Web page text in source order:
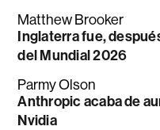
Matthew Brooker
Inglaterra fue,
del Mundial 2026
Parmy Olson
Anthropic acaba de
Nvidia